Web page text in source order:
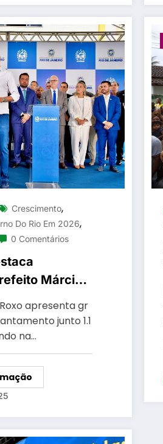
Crescimento,
Do Rio Em 2026,
0 Comentários
Márcio
para o
2026
apresenta gr
junto 1.1
na…